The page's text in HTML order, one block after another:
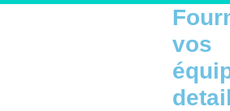
vos